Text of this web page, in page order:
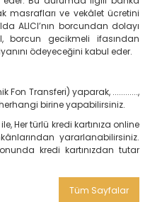
masrafları ve vekâlet ücretini
ALICI’nın borcundan dolayı
borcun gecikmeli ifasından
ödeyeceğini kabul eder.
Fon Transferi) yaparak, ............,
herhangi birine yapabilirsiniz.
Her türlü kredi kartınıza online
yararlanabilirsiniz.
kredi kartınızdan tutar
Tüm Sayfalar